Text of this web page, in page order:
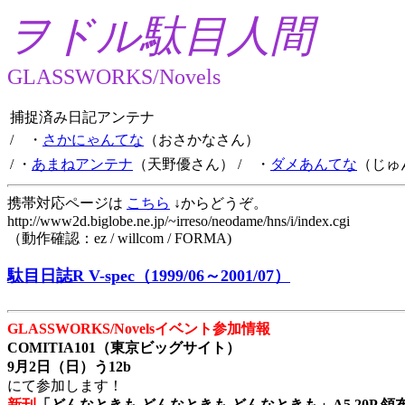
ヲドル駄目人間
GLASSWORKS/Novels
捕捉済み日記アンテナ
/ ・ さかにゃんてな （おさかなさん）
/ ・ あまねアンテナ （天野優さん） / ・ ダメあんてな （じ
携帯対応ページは こちら ↓からどうぞ。
http://www2d.biglobe.ne.jp/~irreso/neodame/hns/i/index.cgi
（動作確認：ez / willcom / FORMA)
駄目日誌R V-spec（1999/06～2001/07）
GLASSWORKS/Novelsイベント参加情報
COMITIA101（東京ビッグサイト）
9月2日（日）う12b
にて参加します！